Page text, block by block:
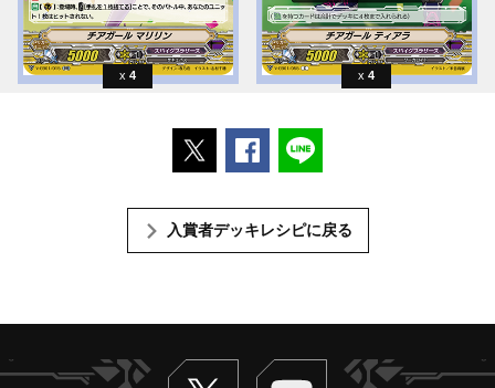
4 4
ポストするFacebookでシェアする
入賞者デッキレシピに戻る
Twitter ヴァンガードch